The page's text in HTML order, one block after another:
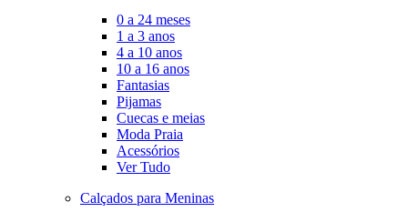
0 a 24 meses
1 a 3 anos
4 a 10 anos
10 a 16 anos
Fantasias
Pijamas
Cuecas e meias
Moda Praia
Acessórios
Ver Tudo
Calçados para Meninas